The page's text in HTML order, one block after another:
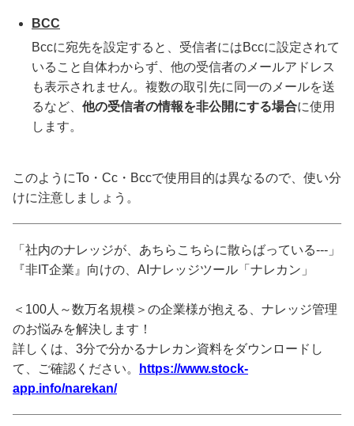
BCC
Bccに宛先を設定すると、受信者にはBccに設定されて
いること自体わからず、他の受信者のメールアドレス
も表示されません。複数の取引先に同一のメールを送
るなど、 他の受信者の情報を非公開にする場合に使用
します。
このようにTo・Cc・Bccで使用目的は異なるので、使い分
けに注意しましょう。
「社内のナレッジが、あちらこちらに散らばっている---」
『非IT企業』向けの、AIナレッジツール「ナレカン」
＜100人～数万名規模＞の企業様が抱える、ナレッジ管理
のお悩みを解決します！
詳しくは、3分で分かるナレカン資料をダウンロードし
て、ご確認ください。
https://www.stock-
app.info/narekan/